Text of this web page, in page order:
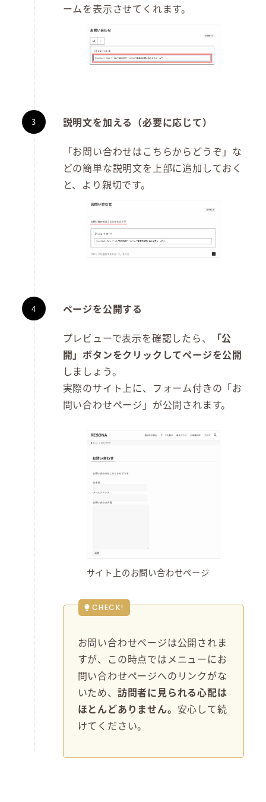
ームを表示させてくれます。
説明文を加える（必要に応じて）
「お問い合わせはこちらからどうぞ」な
どの簡単な説明文を上部に追加しておく
と、より親切です。
ページを公開する
プレビューで表示を確認したら、
「公
開」ボタンをクリックしてページを公開
しましょう。
実際のサイト上に、フォーム付きの「お
問い合わせページ」が公開されます。
サイト上のお問い合わせページ
CHECK!
お問い合わせページは公開されま
すが、この時点ではメニューにお
問い合わせページへのリンクがな
いため、 訪問者に見られる心配は
ほとんどありません。 安心して続
けてください。